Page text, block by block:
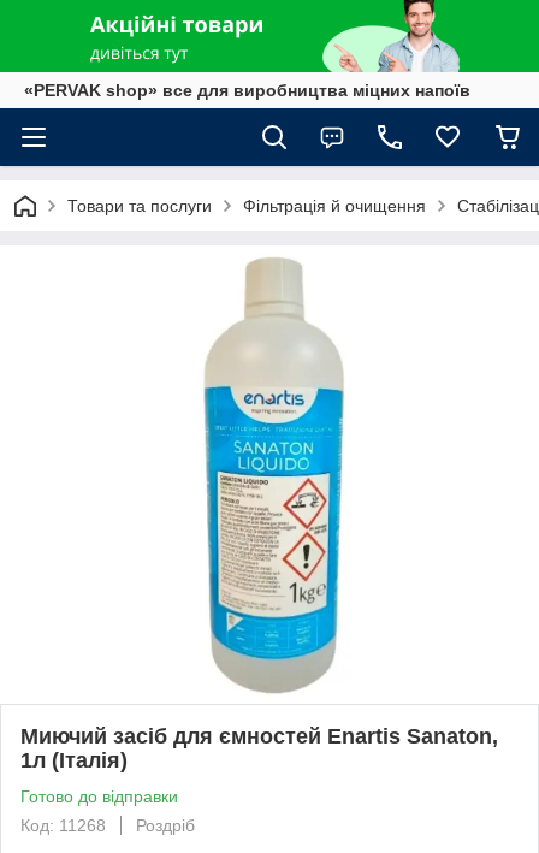
«PERVAK shop» все для виробництва міцних напоїв
Товари та послуги Фільтрація й очищення
Миючий засіб для ємностей Enartis Sanaton,
1л (Італія)
Готово до відправки
Код: 11268
Роздріб